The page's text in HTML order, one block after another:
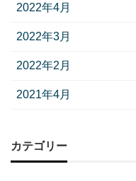
2022年4月
2022年3月
2022年2月
2021年4月
カテゴリー